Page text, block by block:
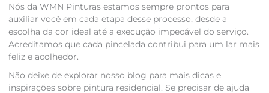
Nós da WMN Pinturas estamos sempre prontos para
auxiliar você em cada etapa desse processo, desde a
escolha da cor ideal até a execução impecável do serviço.
Acreditamos que cada pincelada contribui para um lar mais
feliz e acolhedor.
Não deixe de explorar nosso blog para mais dicas e
inspirações sobre pintura residencial. Se precisar de ajuda